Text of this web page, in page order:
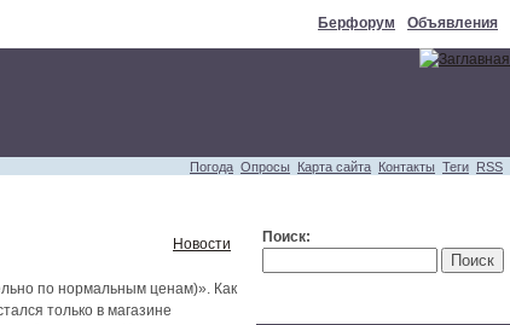
Берфорум Объявления
Погода Опросы Карта сайта Контакты Теги RSS
Новости
по нормальным ценам)». Как
только в магазине
Поиск: